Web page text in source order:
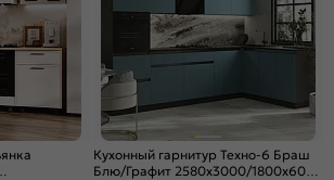
Кухонный гарнитур Техно-6 Браш
Блю/Графит 2580x3000/1800x600